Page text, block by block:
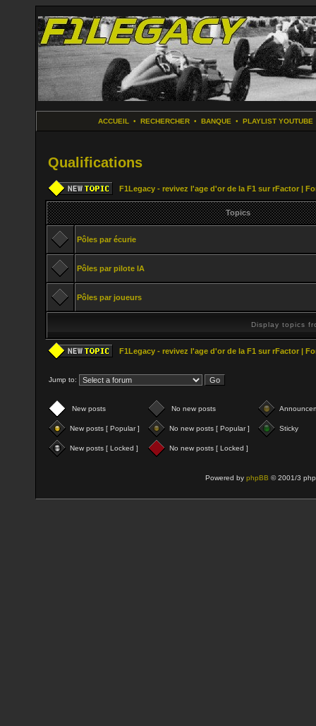
ACCUEIL • RECHERCHER• BANQUE • PLAYLIST YOUTUBE
Qualifications
F1Legacy - revivez l'age d'or de la F1 sur rFactor |
Topics
Pôles par écurie
Pôles par pilote IA
Pôles par joueurs
Display topics
F1Legacy - revivez l'age d'or de la F1 sur rFactor |
Jump to:
New posts No new posts
New posts [ Popular ] No new posts [ Popular ] Sticky
New posts [ Locked ] No new posts [ Locked ]
Powered by phpBB © 2001/3